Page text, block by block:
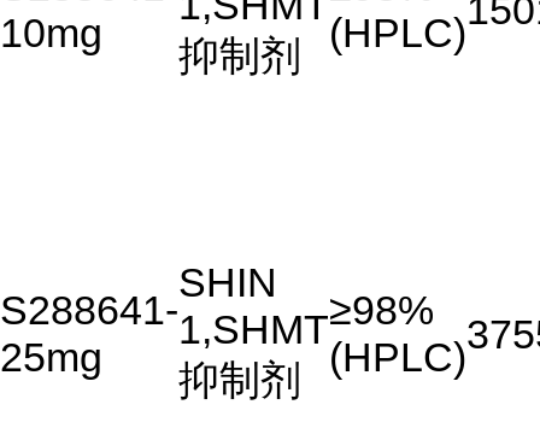
10mg
抑制剂
(HPLC)
S288641-
25mg
SHIN
1,SHMT
抑制剂
≥98%
(HPLC)